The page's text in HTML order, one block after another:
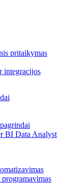
pritaikymas
integracijos
BI Data Analyst